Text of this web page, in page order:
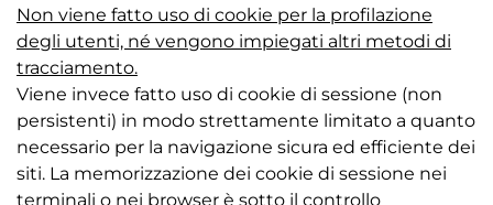
Non viene fatto uso di cookie per la profilazione
degli utenti, né vengono impiegati altri metodi di
tracciamento.
Viene invece fatto uso di cookie di sessione (non
persistenti) in modo strettamente limitato a quanto
necessario per la navigazione sicura ed efficiente dei
siti. La memorizzazione dei cookie di sessione nei
terminali o nei browser è sotto il controllo